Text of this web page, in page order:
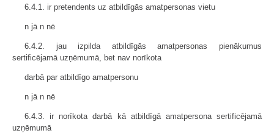
6.4.1. ir pretendents uz atbildīgās amatpersonas vietu
n jā n nē
6.4.2. jau izpilda atbildīgās amatpersonas pienākumus
sertificējamā uzņēmumā, bet nav norīkota
darbā par atbildīgo amatpersonu
n jā n nē
6.4.3. ir norīkota darbā kā atbildīgā amatpersona sertificējamā
uzņēmumā